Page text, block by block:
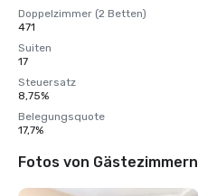
Doppelzimmer (2 Betten)
471
Suiten
17
Steuersatz
8,75%
Belegungsquote
17,7%
Fotos von Gästezimmern